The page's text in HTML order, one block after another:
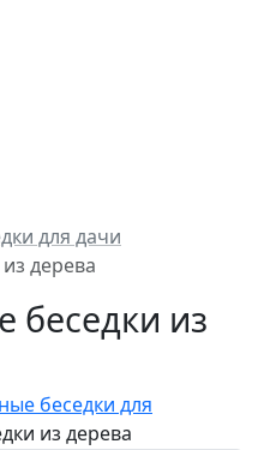
для дачи
дерева
беседки из
беседки для
из дерева